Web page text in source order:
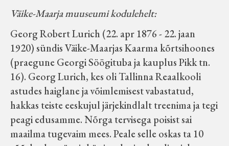
Väike-Maarja muuseumi kodulehelt:
Georg Robert Lurich (22. apr 1876 - 22. jaan
1920) sündis Väike-Maarjas Kaarma kõrtsihoones
(praegune Georgi Söögituba ja kauplus Pikk tn.
16). Georg Lurich, kes oli Tallinna Reaalkooli
astudes haiglane ja võimlemisest vabastatud,
hakkas teiste eeskujul järjekindlalt treenima ja tegi
peagi edusamme. Nõrga tervisega poisist sai
maailma tugevaim mees. Peale selle oskas ta 10